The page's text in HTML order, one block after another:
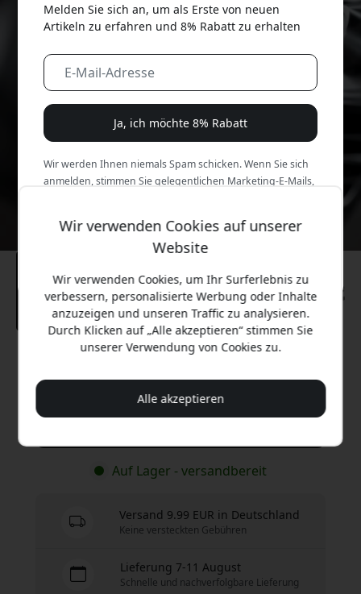
Empfohlener Preis
64.99 EUR
Auf Lager - versandbereit
Versand 9.99 EUR in Deutschland
Keine versteckten Gebühren
Lieferung 7-11 August
Schnelle und nachverfolgbare Lieferung
Wir verwenden Cookies auf unserer
Website
Wir verwenden Cookies, um Ihr Surferlebnis zu
verbessern, personalisierte Werbung oder Inhalte
anzuzeigen und unseren Traffic zu analysieren.
Durch Klicken auf „Alle akzeptieren“ stimmen Sie
unserer Verwendung von Cookies zu.
Alle akzeptieren
Melden Sie sich an, um als Erste von neuen
Artikeln zu erfahren und 8% Rabatt zu erhalten
Ja, ich möchte 8% Rabatt
Wir werden Ihnen niemals Spam schicken. Wenn Sie sich
anmelden, stimmen Sie gelegentlichen Marketing-E-Mails,
Verwende diesen Code an der Kasse, um 8%
Rabatt zu erhalten.